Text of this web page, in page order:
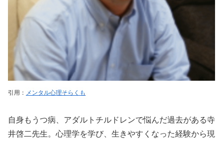
引用： メンタル心理そらくも
自身もうつ病、アダルトチルドレンで悩んだ過去がある寺
井啓二先生。心理学を学び、生きやすくなった経験から現